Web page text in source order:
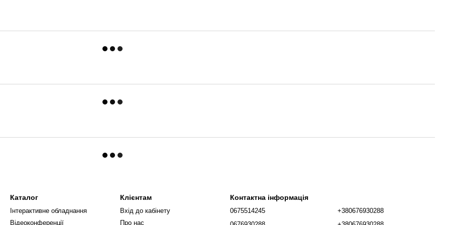
Каталог
Інтерактивне обладнання
Відеоконференції
Клієнтам
Вхід до кабінету
Про нас
Контактна інформація
0675514245
+380676930288